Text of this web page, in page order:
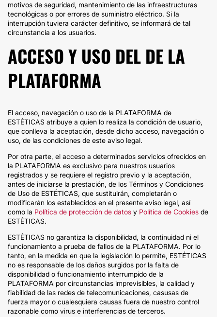
motivos de seguridad, mantenimiento de las infraestructuras
tecnológicas o por errores de suministro eléctrico. Si la
interrupción tuviera carácter definitivo, se informará de tal
circunstancia a los usuarios.
ACCESO Y USO DEL DE LA
PLATAFORMA
El acceso, navegación o uso de la PLATAFORMA de
ESTÉTICAS atribuye a quien lo realiza la condición de usuario,
que conlleva la aceptación, desde dicho acceso, navegación o
uso, de las condiciones de este aviso legal.
Por otra parte, el acceso a determinados servicios ofrecidos en
la PLATAFORMA es exclusivo para nuestros usuarios
registrados y se requiere el registro previo y la aceptación,
antes de iniciarse la prestación, de los Términos y Condiciones
de Uso de ESTÉTICAS, que sustituirán, completarán o
modificarán los establecidos en el presente aviso legal, así
como la Política de protección de datos y Política de Cookies de
ESTÉTICAS.
ESTÉTICAS no garantiza la disponibilidad, la continuidad ni el
funcionamiento a prueba de fallos de la PLATAFORMA. Por lo
tanto, en la medida en que la legislación lo permite, ESTÉTICAS
no es responsable de los daños surgidos por la falta de
disponibilidad o funcionamiento interrumpido de la
PLATAFORMA por circunstancias imprevisibles, la calidad y
fiabilidad de las redes de telecomunicaciones, casusas de
fuerza mayor o cualesquiera causas fuera de nuestro control
razonable como virus e interferencias de terceros.